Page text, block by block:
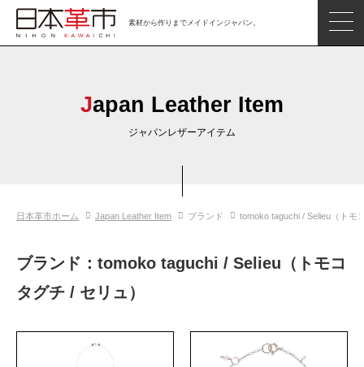
素材から作りまでメイドインジャパン。
革市通信
お問い合わせ
Japan Leather Item
ジャパンレザーアイテム
日本革市ホーム Japan Leather Item ブランド tomoko taguchi / Selieu（トモ
ブランド：tomoko taguchi / Selieu（トモコ
タグチ / セリュ）